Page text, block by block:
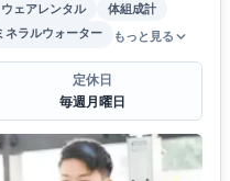
ウェアレンタル
体組成計
ネラルウォーター もっと見る
定休日
毎週月曜日